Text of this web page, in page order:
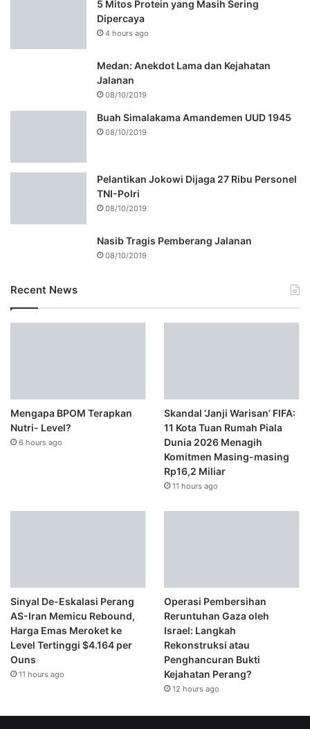
5 Mitos Protein yang Masih Sering
Dipercaya
4 hours ago
Medan: Anekdot Lama dan Kejahatan
Jalanan
08/10/2019
Buah Simalakama Amandemen UUD 1945
08/10/2019
Pelantikan Jokowi Dijaga 27 Ribu Personel
TNI-Polri
08/10/2019
Nasib Tragis Pemberang Jalanan
08/10/2019
Recent News
Mengapa BPOM Terapkan
Nutri- Level?
6 hours ago
Skandal ‘Janji Warisan’ FIFA:
11 Kota Tuan Rumah Piala
Dunia 2026 Menagih
Komitmen Masing-masing
Rp16,2 Miliar
11 hours ago
Sinyal De-Eskalasi Perang
AS-Iran Memicu Rebound,
Harga Emas Meroket ke
Level Tertinggi $4.164 per
Ouns
11 hours ago
Operasi Pembersihan
Reruntuhan Gaza oleh
Israel: Langkah
Rekonstruksi atau
Penghancuran Bukti
Kejahatan Perang?
12 hours ago